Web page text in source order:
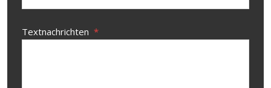
Textnachrichten *